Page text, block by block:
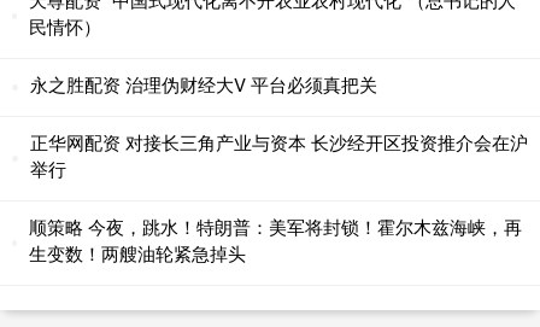
民情怀）
永之胜配资 治理伪财经大V 平台必须真把关
正华网配资 对接长三角产业与资本 长沙经开区投资推介会在沪
举行
顺策略 今夜，跳水！特朗普：美军将封锁！霍尔木兹海峡，再
生变数！两艘油轮紧急掉头